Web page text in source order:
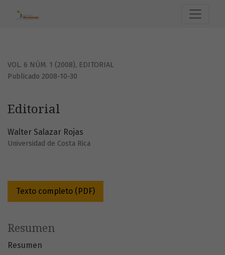
VOL. 6 NÚM. 1 (2008), EDITORIAL
Editorial
Publicado 2008-10-30
Walter Salazar Rojas
Universidad de Costa Rica
Texto completo (PDF)
Resumen
Resumen